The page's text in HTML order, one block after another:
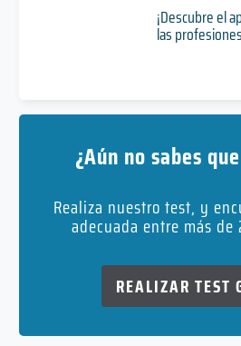
¡Descubre el
las
¿Aún no sabes
Realiza nuestro test, y
adecuada entre más de
REALIZAR TEST